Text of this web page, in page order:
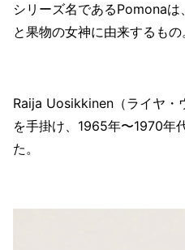
シリーズ名であるPomona
と果物の女神に由来するもの
Raija Uosikkinen（ライヤ・
を手掛け、1965年〜1970年
た。